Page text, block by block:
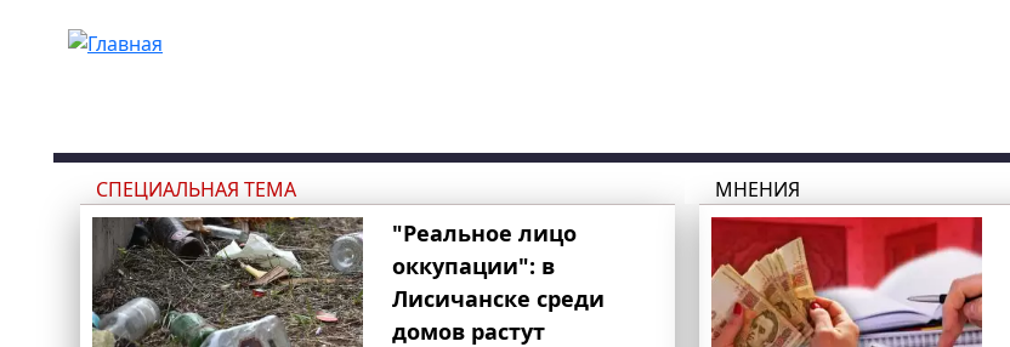
СПЕЦИАЛЬНАЯ ТЕМА
"Реальное лицо
оккупации": в
Лисичанске среди
домов растут
МНЕНИЯ